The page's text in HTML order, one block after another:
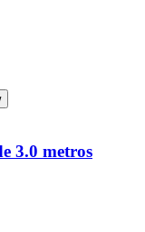
3.0 metros